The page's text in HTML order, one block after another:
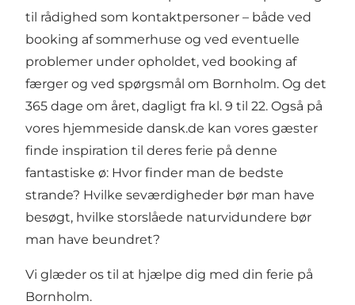
til rådighed som kontaktpersoner – både ved
booking af sommerhuse og ved eventuelle
problemer under opholdet, ved booking af
færger og ved spørgsmål om Bornholm. Og det
365 dage om året, dagligt fra kl. 9 til 22. Også på
vores hjemmeside dansk.de kan vores gæster
finde inspiration til deres ferie på denne
fantastiske ø: Hvor finder man de bedste
strande? Hvilke seværdigheder bør man have
besøgt, hvilke storslåede naturvidundere bør
man have beundret?
Vi glæder os til at hjælpe dig med din ferie på
Bornholm.